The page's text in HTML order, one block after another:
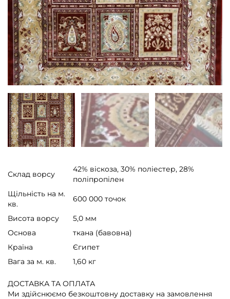
Склад ворсу
42% віскоза, 30% поліестер, 28%
поліпропілен
Щільність на м.
кв.
600 000 точок
Висота ворсу
5,0 мм
Основа
ткана (бавовна)
Країна
Єгипет
Вага за м. кв.
1,60 кг
ДОСТАВКА ТА ОПЛАТА
Ми здійснюємо безкоштовну доставку на замовлення